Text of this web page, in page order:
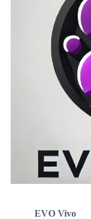
EVO Vivo